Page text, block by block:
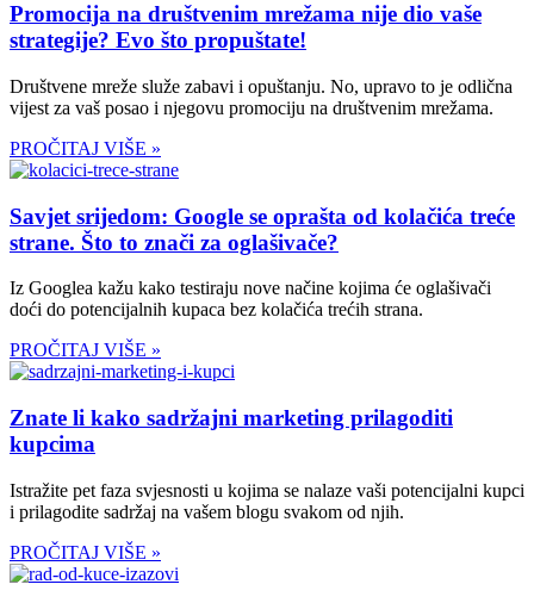
Promocija na društvenim mrežama nije dio vaše
strategije? Evo što propuštate!
Društvene mreže služe zabavi i opuštanju. No, upravo to je odlična
vijest za vaš posao i njegovu promociju na društvenim mrežama.
PROČITAJ VIŠE »
Savjet srijedom: Google se oprašta od kolačića treće
strane. Što to znači za oglašivače?
Iz Googlea kažu kako testiraju nove načine kojima će oglašivači
doći do potencijalnih kupaca bez kolačića trećih strana.
PROČITAJ VIŠE »
Znate li kako sadržajni marketing prilagoditi
kupcima
Istražite pet faza svjesnosti u kojima se nalaze vaši potencijalni kupci
i prilagodite sadržaj na vašem blogu svakom od njih.
PROČITAJ VIŠE »